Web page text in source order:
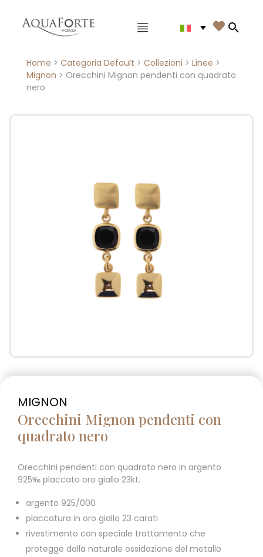
Menù principale 
Home > Categoria Default > Collezioni > Linee >
Mignon > Orecchini Mignon pendenti con quadrato
nero
MIGNON
Orecchini Mignon pendenti con
quadrato nero
Orecchini pendenti con quadrato nero in argento
925‰ placcato oro giallo 23kt.
argento 925/000
placcatura in oro giallo 23 carati
rivestimento con speciale trattamento che
protegge dalla naturale ossidazione del metallo